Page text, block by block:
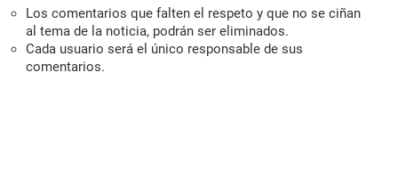
Los comentarios que falten el respeto y que no se ciñan
al tema de la noticia, podrán ser eliminados.
Cada usuario será el único responsable de sus
comentarios.